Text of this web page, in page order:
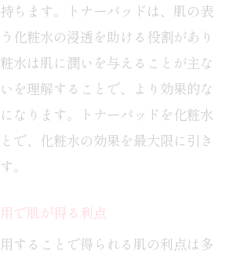
ちます。トナーパッドは、肌の表
化粧水の浸透を助ける役割があり
水は肌に潤いを与えることが主な
を理解することで、より効果的な
なります。トナーパッドを化粧水
で、化粧水の効果を最大限に引き
。
で肌が得る利点
することで得られる肌の利点は多